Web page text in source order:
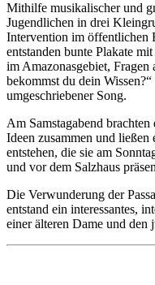
Mithilfe musikalischer und
Jugendlichen in drei
Intervention im öffentlichen
entstanden bunte Plakate
im Amazonasgebiet,
bekommst du dein
umgeschriebener Song.
Am Samstagabend
Ideen zusammen und ließen
entstehen, die sie am
und vor dem Salzhaus
Die Verwunderung der
entstand ein interessantes,
einer älteren Dame und den